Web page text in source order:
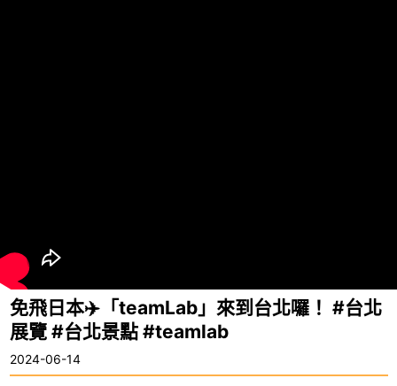
免飛日本✈️「teamLab」來到台北囉！ #台北
展覽 #台北景點 #teamlab
2024-06-14